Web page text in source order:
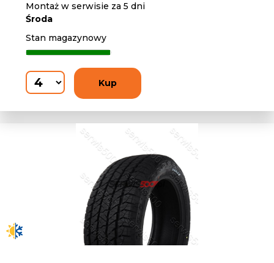
Montaż w serwisie za 5 dni
Środa
Stan magazynowy
Kup